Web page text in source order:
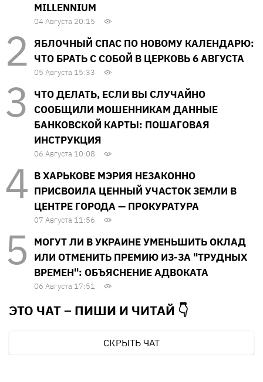
MILLENNIUM
04 Августа 20:15
ЯБЛОЧНЫЙ СПАС ПО НОВОМУ КАЛЕНДАРЮ:
ЧТО БРАТЬ С СОБОЙ В ЦЕРКОВЬ 6 АВГУСТА
05 Августа 15:33
ЧТО ДЕЛАТЬ, ЕСЛИ ВЫ СЛУЧАЙНО
СООБЩИЛИ МОШЕННИКАМ ДАННЫЕ
БАНКОВСКОЙ КАРТЫ: ПОШАГОВАЯ
ИНСТРУКЦИЯ
06 Августа 10:08
В ХАРЬКОВЕ МЭРИЯ НЕЗАКОННО
ПРИСВОИЛА ЦЕННЫЙ УЧАСТОК ЗЕМЛИ В
ЦЕНТРЕ ГОРОДА — ПРОКУРАТУРА
07 Августа 11:56
МОГУТ ЛИ В УКРАИНЕ УМЕНЬШИТЬ ОКЛАД
ИЛИ ОТМЕНИТЬ ПРЕМИЮ ИЗ-ЗА "ТРУДНЫХ
ВРЕМЕН": ОБЪЯСНЕНИЕ АДВОКАТА
06 Августа 17:51
ЭТО ЧАТ – ПИШИ И ЧИТАЙ 👇
СКРЫТЬ ЧАТ